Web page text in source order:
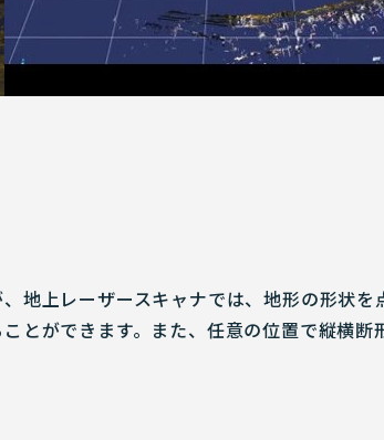
地上レーザースキャナでは、地形の形状
とができます。また、任意の位置で縦横